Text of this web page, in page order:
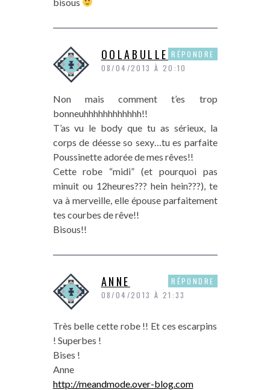
OOLABULLEOO
08/04/2013 À 20:10
Non mais comment t’es trop
bonneuhhhhhhhhhhhh!!
T’as vu le body que tu as sérieux, la
corps de déesse so sexy…tu es parfaite
Poussinette adorée de mes rêves!!
Cette robe “midi” (et pourquoi pas
minuit ou 12heures??? hein hein???), te
va à merveille, elle épouse parfaitement
tes courbes de rêve!!
Bisous!!
RÉPONDRE
ANNE
08/04/2013 À 21:33
Très belle cette robe !! Et ces escarpins
! Superbes !
Bises !
Anne
http://meandmode.over-blog.com
RÉPONDRE